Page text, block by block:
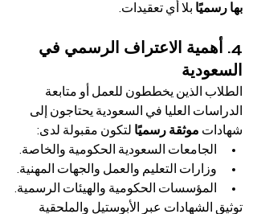
بها رسميًا بلا أي تعقيدات.
4. أهمية الاعتراف الرسمي في
السعودية
الطلاب الذين يخططون للعمل أو متابعة
الدراسات العليا في السعودية يحتاجون إلى
شهادات موثقة رسميًا لتكون مقبولة لدى:
الجامعات السعودية الحكومية والخاصة.
وزارات التعليم والعمل والجهات المهنية.
المؤسسات الحكومية والهيئات الرسمية.
توثيق الشهادات عبر الأبوستيل والملحقية